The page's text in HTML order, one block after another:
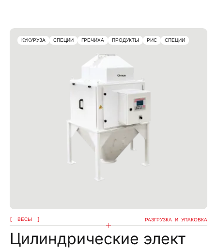
КУКУРУЗА СПЕЦИИ ГРЕЧИХА ПРОДУКТЫ РИС СПЕЦИИ
ВЕСЫ РАЗГРУЗКА И УПАКОВКА
Цилиндрические элект